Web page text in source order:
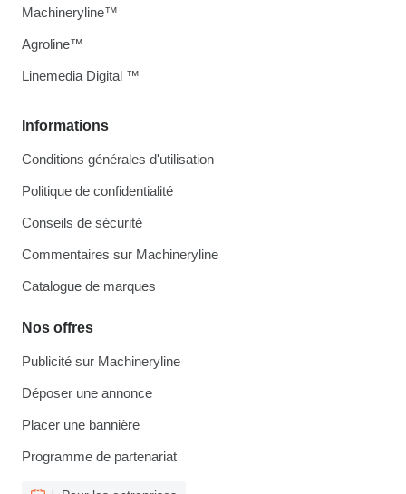
Informations
Conditions générales d'utilisation
Politique de confidentialité
Conseils de sécurité
Commentaires sur Machineryline
Catalogue de marques
Nos offres
Publicité sur Machineryline
Déposer une annonce
Placer une bannière
Programme de partenariat
Machineryline™
Agroline™
Linemedia Digital ™